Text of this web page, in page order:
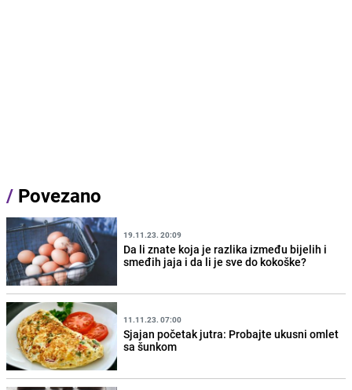
/ Povezano
19.11.23. 20:09
Da li znate koja je razlika između bijelih i
smeđih jaja i da li je sve do kokoške?
11.11.23. 07:00
Sjajan početak jutra: Probajte ukusni omlet
sa šunkom